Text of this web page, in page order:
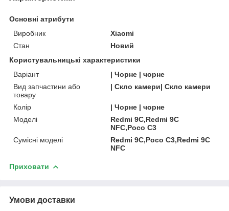
Основні атрибути
Виробник
Xiaomi
Стан
Новий
Користувальницькі характеристики
Варіант
| Чорне | чорне
Вид запчастини або
товару
| Скло камери| Скло камери
Колір
| Чорне | чорне
Моделі
Redmi 9C,Redmi 9C
NFC,Poco C3
Сумісні моделі
Redmi 9C,Poco C3,Redmi 9C
NFC
Приховати
Умови доставки